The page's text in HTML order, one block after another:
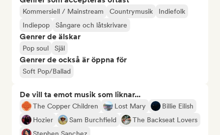
Kommersiell / Mainstream Countrymusik
Indiefolk
Indiepop
Sångare och låtskrivare
Genrer de älskar
Pop soul Själ
Genrer de också är öppna för
Soft Pop/Ballad
De vill ta emot musik som liknar...
The Copper Children Lost Mary
Billie Eilish
Hozier
Sam Burchfield
The Backseat Lovers